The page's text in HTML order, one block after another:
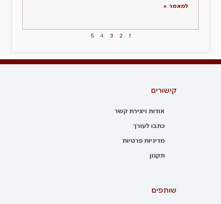
למאמר »
1
2
3
4
5
קישורים
אודות ויצירת קשר
כתבו לעורך
מדיניות פרטיות
תקנון
שותפים